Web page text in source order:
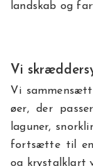
landskab og
Vi
Vi
øer, der
laguner,
fortsætte til en
og krystalklart